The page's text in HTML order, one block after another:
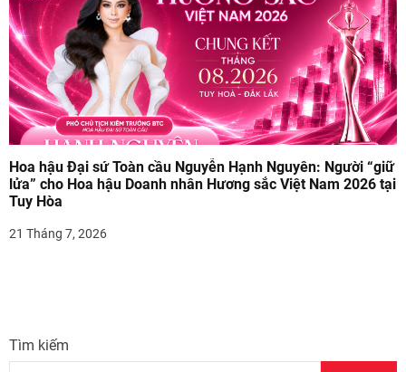
Hoa hậu Đại sứ Toàn cầu Nguyễn Hạnh Nguyên: Người “giữ
lửa” cho Hoa hậu Doanh nhân Hương sắc Việt Nam 2026 tại
Tuy Hòa
21 Tháng 7, 2026
Tìm kiếm